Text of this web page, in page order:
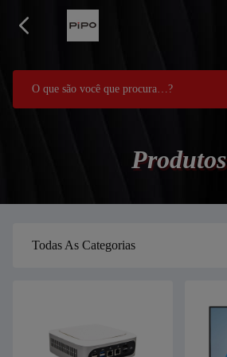
Produtos
Todas As Categorias